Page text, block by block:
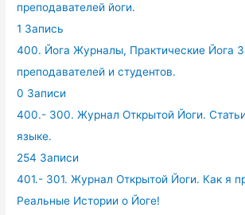
преподавателей йоги.
1 Запись
400. Йога Журналы, Практические Йога
преподавателей и студентов.
0 Записи
400.- 300. Журнал Открытой Йоги.
языке.
254 Записи
401.- 301. Журнал Открытой Йоги. Как я
Реальные Истории о Йоге!